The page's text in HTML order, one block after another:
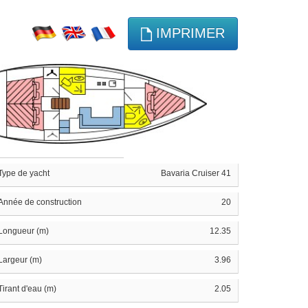
IMPRIMER
de yacht Bavaria Cruiser 41
de construction 20
(m) 12.35
(m) 3.96
d'eau (m) 2.05